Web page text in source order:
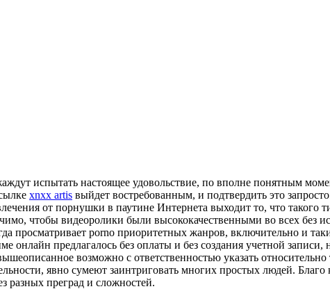
испытать настоящее удовольствие, по вполне понятным
xnxx artis выйдет востребованным, и подтвердить это
от порнушки в паутине Интернета выходит то, что такого
чтобы видеоролики были высококачественными во всех без
просматривает porno приоритетных жанров, включительно и
предлагалось без оплаты и без создания учетной записи,
возможно с ответственностью указать
явно сумеют заинтриговать многих простых людей.
разных преград и сложностей.